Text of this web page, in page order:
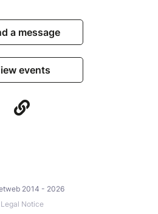
a message
events
2014 - 2026
Legal Notice